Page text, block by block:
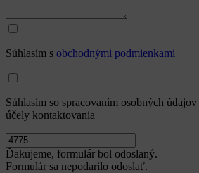
Súhlasím s obchodnými podmienkami
Súhlasím so spracovaním osobných údajov
účely kontaktovania
Ďakujeme, formulár bol odoslaný.
Formulár sa nepodarilo odoslať.